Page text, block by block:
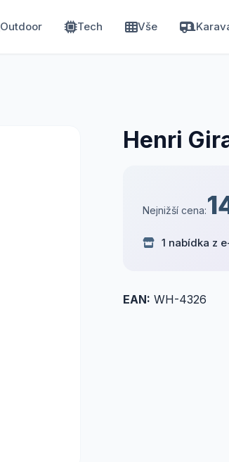
Outdoor Tech Vše
Henri
Nejnižší cena:
1 nabídka z
EAN: WH-4326